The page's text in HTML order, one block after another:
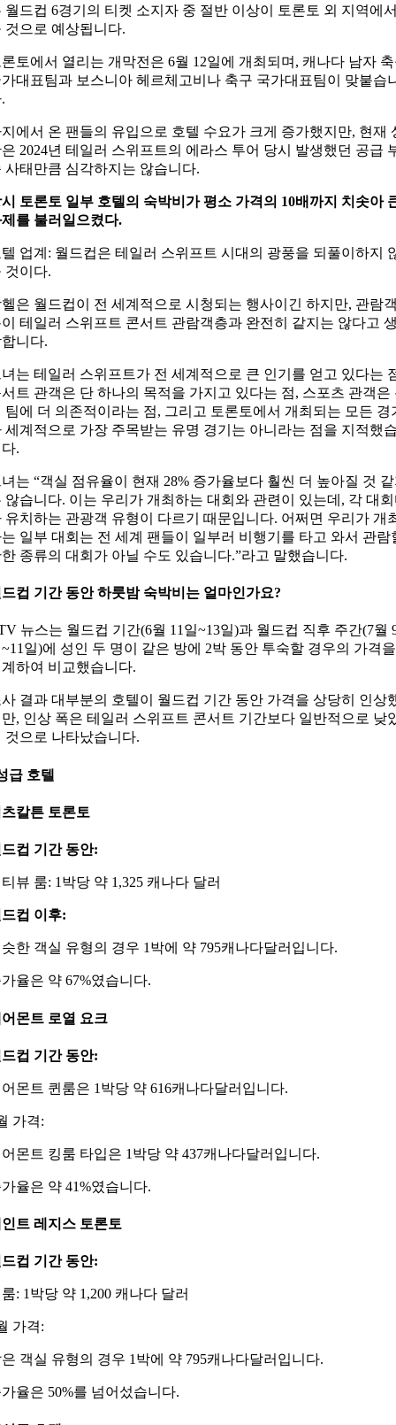
월드컵 6경기의 티켓 소지자 중 절반 이상이 토론토 외 지역에
것으로 예상됩니다.
토에서 열리는 개막전은 6월 12일에 개최되며, 캐나다 남자
대표팀과 보스니아 헤르체고비나 축구 국가대표팀이 맞붙습
에서 온 팬들의 유입으로 호텔 수요가 크게 증가했지만, 현재
2024년 테일러 스위프트의 에라스 투어 당시 발생했던 공급
사태만큼 심각하지는 않습니다.
토론토 일부 호텔의 숙박비가 평소 가격의 10배까지 치솟아
를 불러일으켰다.
업계: 월드컵은 테일러 스위프트 시대의 광풍을 되풀이하지
것이다.
은 월드컵이 전 세계적으로 시청되는 행사이긴 하지만, 관람
테일러 스위프트 콘서트 관람객층과 완전히 같지는 않다고
니다.
는 테일러 스위프트가 전 세계적으로 큰 인기를 얻고 있다는
트 관객은 단 하나의 목적을 가지고 있다는 점, 스포츠 관객은
팀에 더 의존적이라는 점, 그리고 토론토에서 개최되는 모든 경
세계적으로 가장 주목받는 유명 경기는 아니라는 점을 지적했
.
는 “객실 점유율이 현재 28% 증가율보다 훨씬 더 높아질 것
않습니다. 이는 우리가 개최하는 대회와 관련이 있는데, 각 대
유치하는 관광객 유형이 다르기 때문입니다. 어쩌면 우리가 개
일부 대회는 전 세계 팬들이 일부러 비행기를 타고 와서 관람
종류의 대회가 아닐 수도 있습니다.”라고 말했습니다.
컵 기간 동안 하룻밤 숙박비는 얼마인가요?
뉴스는 월드컵 기간(6월 11일~13일)과 월드컵 직후 주간(7월
일)에 성인 두 명이 같은 방에 2박 동안 투숙할 경우의 가격을
하여 비교했습니다.
결과 대부분의 호텔이 월드컵 기간 동안 가격을 상당히 인상
, 인상 폭은 테일러 스위프트 콘서트 기간보다 일반적으로 낮
것으로 나타났습니다.
급 호텔
칼튼 토론토
컵 기간 동안:
뷰 룸: 1박당 약 1,325 캐나다 달러
컵 이후:
한 객실 유형의 경우 1박에 약 795캐나다달러입니다.
율은 약 67%였습니다.
몬트 로열 요크
컵 기간 동안:
몬트 퀸룸은 1박당 약 616캐나다달러입니다.
가격:
몬트 킹룸 타입은 1박당 약 437캐나다달러입니다.
율은 약 41%였습니다.
트 레지스 토론토
컵 기간 동안:
: 1박당 약 1,200 캐나다 달러
가격:
객실 유형의 경우 1박에 약 795캐나다달러입니다.
율은 50%를 넘어섰습니다.